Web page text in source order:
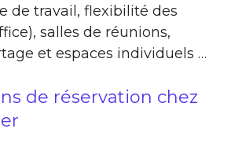
de travail, flexibilité des
salles de réunions,
et espaces individuels …
de réservation chez